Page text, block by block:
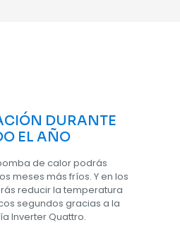
DURANTE
EL AÑO
de calor podrás
meses más fríos. Y en los
reducir la temperatura
segundos gracias a la
Inverter Quattro.